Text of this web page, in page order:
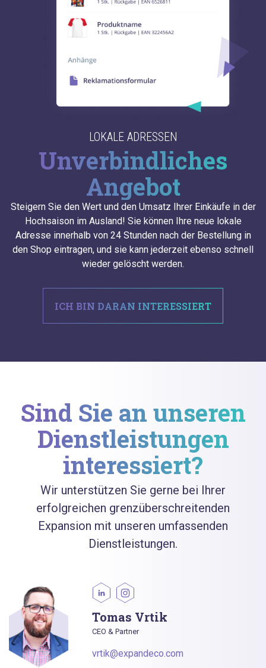
LOKALE ADRESSEN
Unverbindliches
Angebot
Steigern Sie den Wert und den Umsatz Ihrer Einkäufe in der
Hochsaison im Ausland! Sie können Ihre neue lokale
Adresse innerhalb von 24 Stunden nach der Bestellung in
den Shop eintragen, und sie kann jederzeit ebenso schnell
wieder gelöscht werden.
ICH BIN DARAN INTERESSIERT
Sind Sie an unseren
Dienstleistungen
interessiert?
Wir unterstützen Sie gerne bei Ihrer
erfolgreichen grenzüberschreitenden
Expansion mit unseren umfassenden
Dienstleistungen.
Tomas Vrtik
CEO & Partner
vrtik@expandeco.com